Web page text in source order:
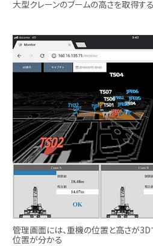
大型クレーンのブームの高さを取得す
管理画面には、重機の位置と高さが
位置が分かる